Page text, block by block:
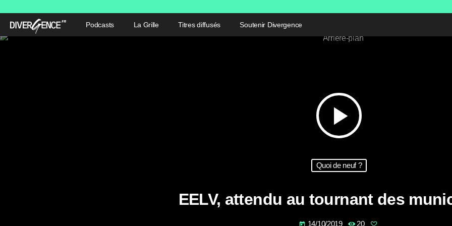
Podcasts La Grille Titres diffusés Soutenir Divergence
play_arrow
Quoi de neuf ?
EELV, attendu au tournant des
today 14/10/2019 20